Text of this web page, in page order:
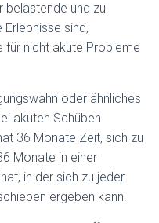
belastende und zu
sind,
für nicht akute Probleme
oder ähnliches
akuten Schüben
36 Monate Zeit, sich zu
Monate in einer
in der sich zu jeder
ergeben kann.